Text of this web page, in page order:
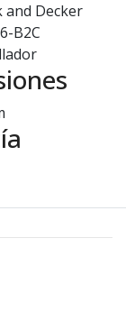
and Decker
B2C